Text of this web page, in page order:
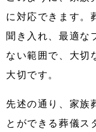
に対応できます。
聞き入れ、最適な
ない範囲で、大切
大切です。
先述の通り、家族
とができる葬儀ス